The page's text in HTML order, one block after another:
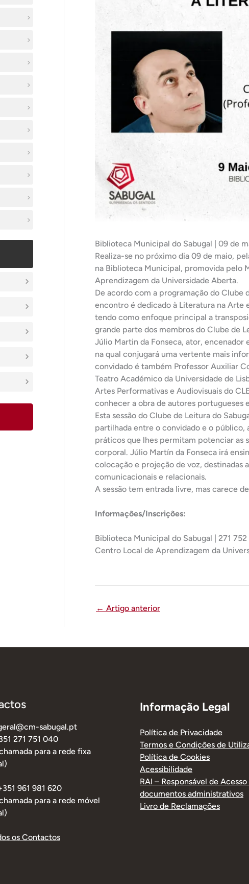
Biblioteca Municipal do Sabugal | 09 de
Realiza-se no próximo dia 09 de maio,
na Biblioteca Municipal, promovida pelo
Aprendizagem da Universidade Aberta.
De acordo com a programação do Clube
encontro é dedicado à Literatura na Arte
tendo como enfoque principal a
grande parte dos membros do Clube de
Júlio Martin da Fonseca, ator,
na qual conjugará uma vertente mais
convidado é também Professor Auxiliar
Teatro Académico da Universidade de
Artes Performativas e Audiovisuais do
conhecer a obra de autores portugueses
Esta sessão do Clube de Leitura do
partilhada entre o convidado e o
práticos que lhes permitam potenciar as
corporal. Júlio Martín da Fonseca irá
colocação e projeção de voz,
comunicacionais e relacionais.
A sessão tem entrada livre, mas carece
Informações/Inscrições:
Biblioteca Municipal do Sabugal | 271 752
Centro Local de Aprendizagem da
← Artigo anterior
sabugal.pt
271 751 040
para a rede fixa
961 981 620
para a rede móvel
os Contactos
Informação Legal
Política de Privacidade
Termos e Condições de
Política de Cookies
Acessibilidade
RAI – Responsável de Acesso
documentos administrativos
Livro de Reclamações